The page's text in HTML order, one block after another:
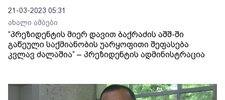
21-03-2023 05:31
ახალი ამბები
“პრეზიდენტის მიერ დავით ბაქრაძის აშშ-ში
გაწეული საქმიანობის უარყოფითი შეფასება
კვლავ ძალაშია” – პრეზიდენტის ადმინისტრაცია